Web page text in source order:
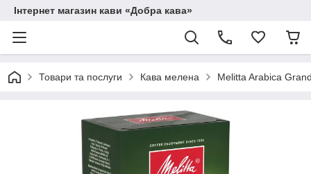
Інтернет магазин кави «Добра кава»
Товари та послуги Кава мелена Melitta Arabica